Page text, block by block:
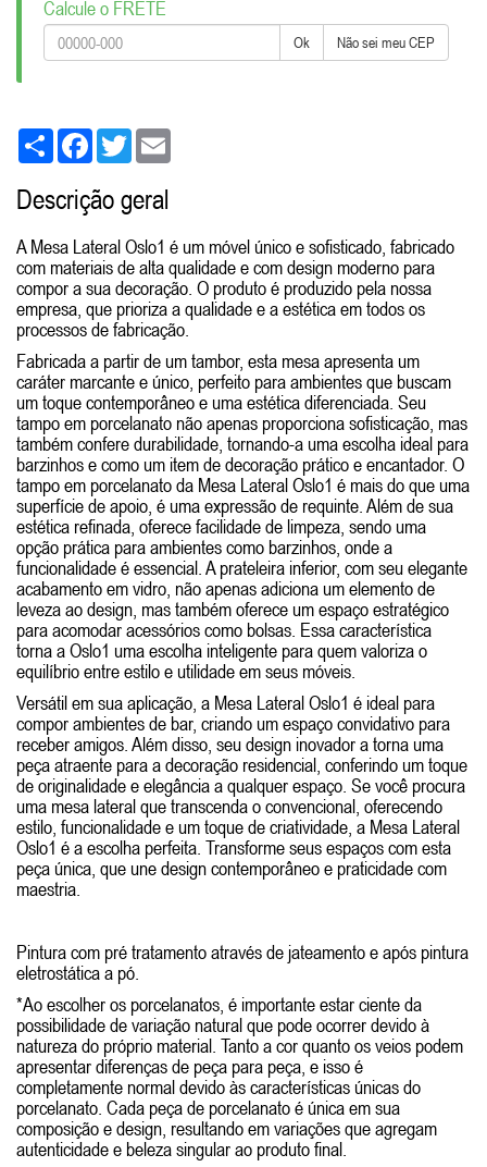
Calcule o FRETE
Ok Não sei meu CEP
Share FacebookTwitter
Descrição geral
A Mesa Lateral Oslo1 é um móvel único e sofisticado, fabricado
com materiais de alta qualidade e com design moderno para
compor a sua decoração. O produto é produzido pela nossa
empresa, que prioriza a qualidade e a estética em todos os
processos de fabricação.
Fabricada a partir de um tambor, esta mesa apresenta um
caráter marcante e único, perfeito para ambientes que buscam
um toque contemporâneo e uma estética diferenciada. Seu
tampo em porcelanato não apenas proporciona sofisticação, mas
também confere durabilidade, tornando-a uma escolha ideal para
barzinhos e como um item de decoração prático e encantador. O
tampo em porcelanato da Mesa Lateral Oslo1 é mais do que uma
superfície de apoio, é uma expressão de requinte. Além de sua
estética refinada, oferece facilidade de limpeza, sendo uma
opção prática para ambientes como barzinhos, onde a
funcionalidade é essencial. A prateleira inferior, com seu elegante
acabamento em vidro, não apenas adiciona um elemento de
leveza ao design, mas também oferece um espaço estratégico
para acomodar acessórios como bolsas. Essa característica
torna a Oslo1 uma escolha inteligente para quem valoriza o
equilíbrio entre estilo e utilidade em seus móveis.
Versátil em sua aplicação, a Mesa Lateral Oslo1 é ideal para
compor ambientes de bar, criando um espaço convidativo para
receber amigos. Além disso, seu design inovador a torna uma
peça atraente para a decoração residencial, conferindo um toque
de originalidade e elegância a qualquer espaço. Se você procura
uma mesa lateral que transcenda o convencional, oferecendo
estilo, funcionalidade e um toque de criatividade, a Mesa Lateral
Oslo1 é a escolha perfeita. Transforme seus espaços com esta
peça única, que une design contemporâneo e praticidade com
maestria.
Pintura com pré tratamento através de jateamento e após pintura
eletrostática a pó.
*Ao escolher os porcelanatos, é importante estar ciente da
possibilidade de variação natural que pode ocorrer devido à
natureza do próprio material. Tanto a cor quanto os veios podem
apresentar diferenças de peça para peça, e isso é
completamente normal devido às características únicas do
porcelanato. Cada peça de porcelanato é única em sua
composição e design, resultando em variações que agregam
autenticidade e beleza singular ao produto final.